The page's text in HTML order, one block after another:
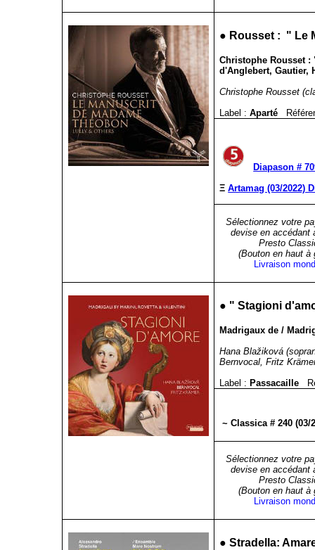
● Rousset : " Le
Christophe Rousset :
d'Anglebert, Gautier,
Christophe Rousset
Label :Aparté
Diapason #
ΞArtamag (03/2022)
Sélectionnez votre
devise en accédant
Presto
(Bouton en haut à
Livraison
● " Stagioni
Madrigaux de /
Hana Blažiková
Bernvocal, Fritz
Label : Passacaille
~ Classica # 240 (03/
Sélectionnez votre
devise en accédant
Presto
(Bouton en haut à
Livraison
●Stradella: